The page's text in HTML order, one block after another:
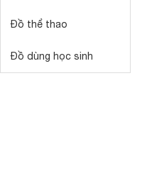
Đồ thể thao
Đồ dùng học sinh